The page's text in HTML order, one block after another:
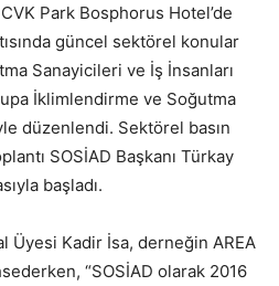
Park Bosphorus Hotel’de
güncel sektörel konular
Sanayicileri ve İş İnsanları
İklimlendirme ve Soğutma
düzenlendi. Sektörel basın
SOSİAD Başkanı Türkay
başladı.
Üyesi Kadir İsa, derneğin AREA
“SOSİAD olarak 2016